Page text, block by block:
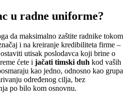
u radne uniforme?
da maksimalno zaštite radnike tokom
i na kreiranje kredibiliteta firme –
utisak poslodavca koji brine o
ćete i jačati timski duh kod vaših
kao jedno, odnosno kao grupa
određenog cilja, bez
po bilo kom osnovnu.